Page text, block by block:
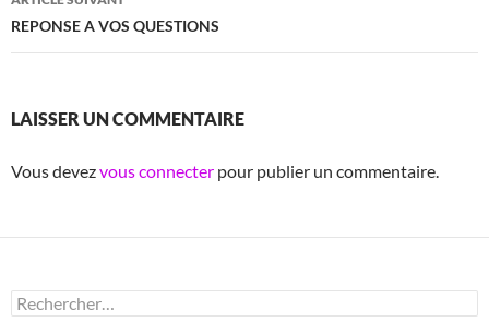
REPONSE A VOS QUESTIONS
LAISSER UN COMMENTAIRE
Vous devezvous connecter pour publier un commentaire.
Rechercher :